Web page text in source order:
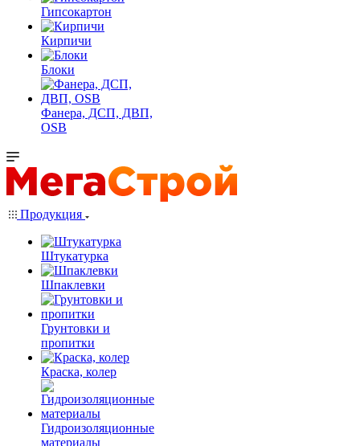
Гипсокартон
Кирпичи
Блоки
Фанера, ДСП, ДВП,
OSB
Продукция
Штукатурка
Шпаклевки
Грунтовки и
пропитки
Краска, колер
Гидроизоляционные
материалы